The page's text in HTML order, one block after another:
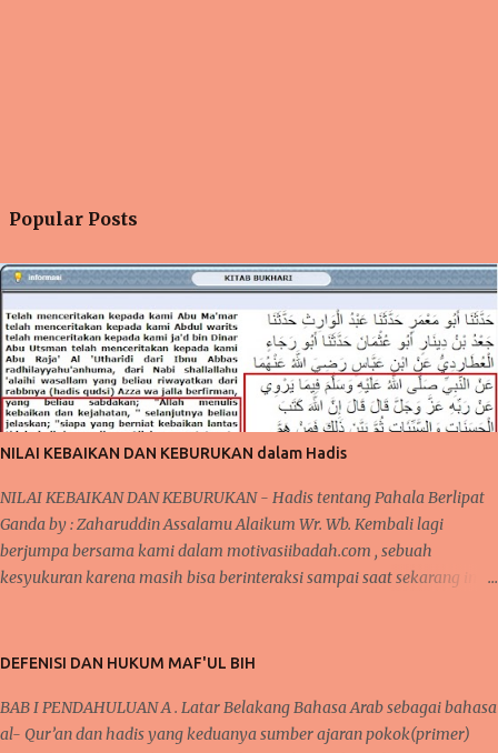
Popular Posts
NILAI KEBAIKAN DAN KEBURUKAN dalam Hadis
NILAI KEBAIKAN DAN KEBURUKAN - Hadis tentang Pahala Berlipat
Ganda by : Zaharuddin Assalamu Alaikum Wr. Wb. Kembali lagi
berjumpa bersama kami dalam motivasiibadah.com , sebuah
kesyukuran karena masih bisa berinteraksi sampai saat sekarang ini,
kita dari jalan keburukan. Pada beberapa pertemuan sebelumnya,
mengontrol mindset dan niat dalam beribadah, begitupula karena
faktor kebiasaan yang bisa membantu seseorang agar tetap semangat
DEFENISI DAN HUKUM MAF'UL BIH
BAB I PENDAHULUAN A . Latar Belakang Bahasa Arab sebagai bahasa
al- Qur’an dan hadis yang keduanya sumber ajaran pokok(primer)